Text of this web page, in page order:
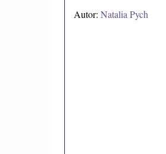
Autor: Natalia Pych